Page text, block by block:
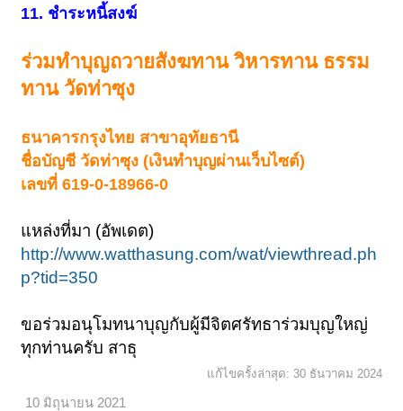
11. ชำระหนี้สงฆ์
ร่วมทำบุญถวายสังฆทาน วิหารทาน ธรรม
ทาน วัดท่าซุง
ธนาคารกรุงไทย สาขาอุทัยธานี
ชื่อบัญชี วัดท่าซุง (เงินทำบุญผ่านเว็บไซต์)
เลขที่ 619-0-18966-0
แหล่งที่มา (อัพเดต)
http://www.watthasung.com/wat/viewthread.ph
p?tid=350
ขอร่วมอนุโมทนาบุญกับผู้มีจิตศรัทธาร่วมบุญใหญ่
ทุกท่านครับ สาธุ
แก้ไขครั้งล่าสุด: 30 ธันวาคม 2024
10 มิถุนายน 2021